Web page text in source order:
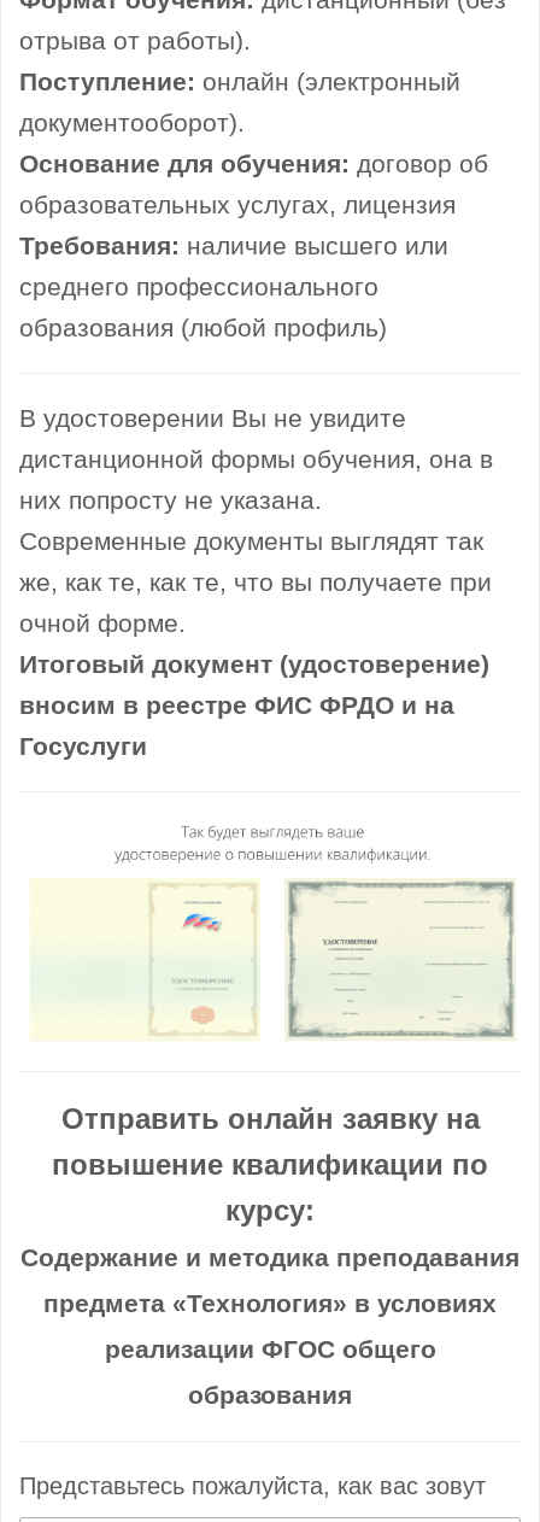
отрыва от работы).
Поступление: онлайн (электронный
документооборот).
Основание для обучения: договор об
образовательных услугах, лицензия
Требования: наличие высшего или
среднего профессионального
образования (любой профиль)
В удостоверении Вы не увидите
дистанционной формы обучения, она в
них попросту не указана.
Современные документы выглядят так
же, как те, как те, что вы получаете при
очной форме.
Итоговый документ (удостоверение)
вносим в реестре ФИС ФРДО и на
Госуслуги
Отправить онлайн заявку на
повышение квалификации по
курсу:
Содержание и методика преподавания
предмета «Технология» в условиях
реализации ФГОС общего
образования
Представьтесь пожалуйста, как вас зовут